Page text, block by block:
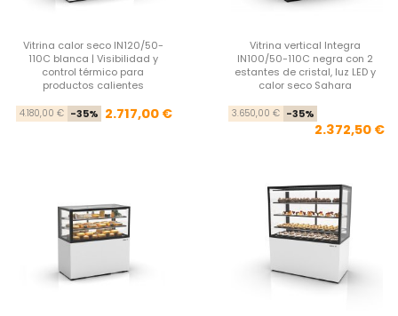
Vitrina calor seco IN120/50-
110C blanca | Visibilidad y
control térmico para
productos calientes
Precio base
4.180,00 € -35% Precio
2.717,00 €
Vitrina vertical Integra
IN100/50-110C negra con 2
estantes de cristal, luz LED y
calor seco Sahara
3.650,00 € -35%
2.372,50 €